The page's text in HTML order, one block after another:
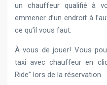
un chauffeur qualifié à
emmener d’un endroit à
ce qu’il vous faut.
À vous de jouer! Vous
taxi avec chauffeur en
Ride” lors de la réservation.